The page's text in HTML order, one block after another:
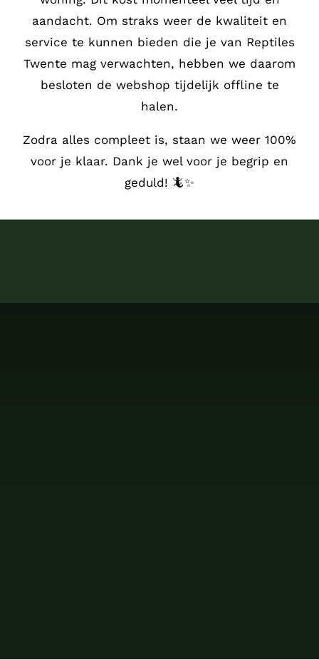
aandacht. Om straks weer de kwaliteit en
service te kunnen bieden die je van Reptiles
Twente mag verwachten, hebben we daarom
besloten de webshop tijdelijk offline te
halen.
Zodra alles compleet is, staan we weer 100%
voor je klaar. Dank je wel voor je begrip en
geduld! 🦎✨